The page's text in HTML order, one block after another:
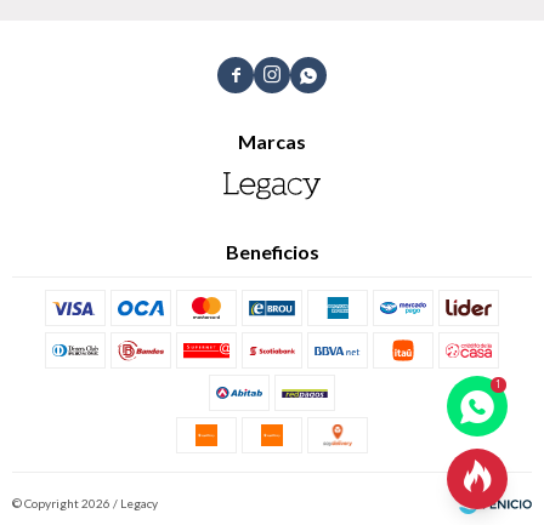
  
Marcas
Beneficios
© Copyright 2026 / Legacy
